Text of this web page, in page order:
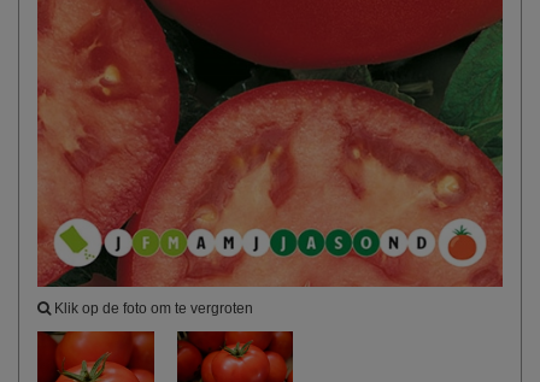
Klik op de foto om te vergroten